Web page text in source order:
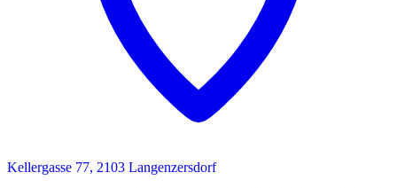
Kellergasse 77, 2103 Langenzersdorf